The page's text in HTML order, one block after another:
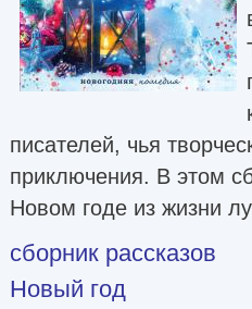
писателей, чья
приключения. В этом
Новом годе из жизни
сборник рассказов
Новый год